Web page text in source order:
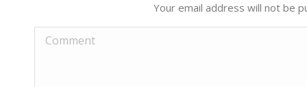
Your email address will not be
Comment